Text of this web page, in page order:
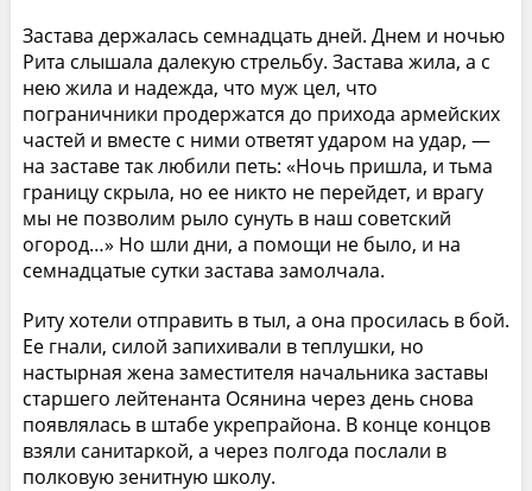
Застава держалась семнадцать дней. Днем и ночью
Рита слышала далекую стрельбу. Застава жила, а с
нею жила и надежда, что муж цел, что
пограничники продержатся до прихода армейских
частей и вместе с ними ответят ударом на удар, —
на заставе так любили петь: «Ночь пришла, и тьма
границу скрыла, но ее никто не перейдет, и врагу
мы не позволим рыло сунуть в наш советский
огород…» Но шли дни, а помощи не было, и на
семнадцатые сутки застава замолчала.
Риту хотели отправить в тыл, а она просилась в бой.
Ее гнали, силой запихивали в теплушки, но
настырная жена заместителя начальника заставы
старшего лейтенанта Осянина через день снова
появлялась в штабе укрепрайона. В конце концов
взяли санитаркой, а через полгода послали в
полковую зенитную школу.